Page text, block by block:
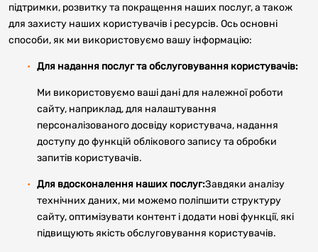
підтримки, розвитку та покращення наших послуг, а також
для захисту наших користувачів і ресурсів. Ось основні
способи, як ми використовуємо вашу інформацію:
Для надання послуг та обслуговування користувачів:
Ми використовуємо ваші дані для належної роботи
сайту, наприклад, для налаштування
персоналізованого досвіду користувача, надання
доступу до функцій облікового запису та обробки
запитів користувачів.
Для вдосконалення наших послуг:Завдяки аналізу
технічних даних, ми можемо поліпшити структуру
сайту, оптимізувати контент і додати нові функції, які
підвищують якість обслуговування користувачів.